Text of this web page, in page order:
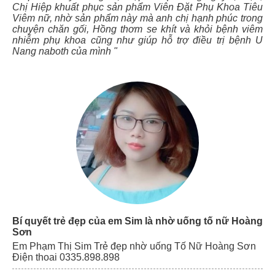
Chị Hiệp khuất phục sản phẩm Viên Đặt Phụ Khoa Tiêu
Viêm nữ, nhờ sản phẩm này mà anh chị hạnh phúc trong
chuyện chăn gối, Hồng thơm se khít và khỏi bệnh viêm
nhiễm phụ khoa cũng như giúp hỗ trợ điều trị bệnh U
Nang naboth của mình "
Bí quyết trẻ đẹp của em Sim là nhờ uống tố nữ Hoàng
Sơn
Em Phạm Thị Sim Trẻ đẹp nhờ uống Tố Nữ Hoàng Sơn
Điện thoai 0335.898.898